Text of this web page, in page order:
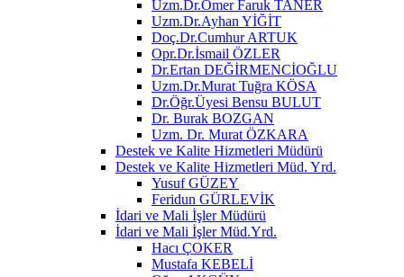
Uzm.Dr.Ömer Faruk TANER
Uzm.Dr.Ayhan YİĞİT
Doç.Dr.Cumhur ARTUK
Opr.Dr.İsmail ÖZLER
Dr.Ertan DEĞİRMENCİOĞLU
Uzm.Dr.Murat Tuğra KÖSA
Dr.Öğr.Üyesi Bensu BULUT
Dr. Burak BOZGAN
Uzm. Dr. Murat ÖZKARA
Destek ve Kalite Hizmetleri Müdürü
Destek ve Kalite Hizmetleri Müd. Yrd.
Yusuf GÜZEY
Feridun GÜRLEVİK
İdari ve Mali İşler Müdürü
İdari ve Mali İşler Müd.Yrd.
Hacı ÇOKER
Mustafa KEBELİ